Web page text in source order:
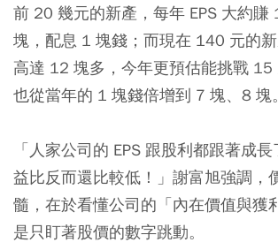
前 20 幾元的新產，每年 EPS 大約賺
塊，配息 1 塊錢；而現在 140 元的
高達 12 塊多，今年更預估能挑戰 15
也從當年的 1 塊錢倍增到 7 塊、8 塊。
「人家公司的 EPS 跟股利都跟著成
益比反而還比較低！」謝富旭強調，
髓，在於看懂公司的「內在價值與獲
是只盯著股價的數字跳動。